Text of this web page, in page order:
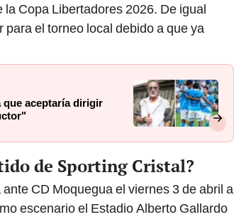
Copa Libertadores 2026. De igual
el torneo local debido a que ya
que aceptaría dirigir
de Sporting Cristal?
CD Moquegua el viernes 3 de abril a
escenario el Estadio Alberto Gallardo